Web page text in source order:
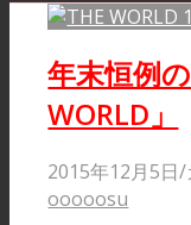
年末恒例
WORLD」
2015年12月5日/
ooooosu